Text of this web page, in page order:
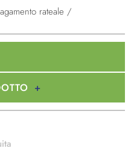
rateale /